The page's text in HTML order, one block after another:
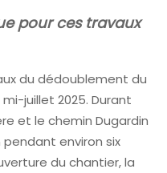
pour ces travaux
du dédoublement du
juillet 2025. Durant
et le chemin Dugardin
environ six
du chantier, la